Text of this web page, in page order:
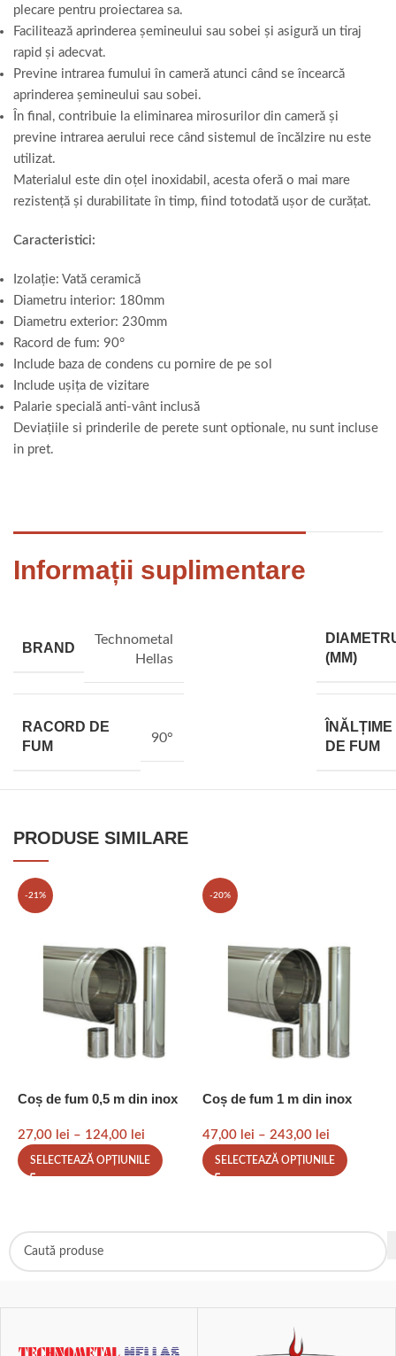
plecare pentru proiectarea sa.
Facilitează aprinderea șemineului sau sobei și asigură un tiraj
rapid și adecvat.
Previne intrarea fumului în cameră atunci când se încearcă
aprinderea șemineului sau sobei.
În final, contribuie la eliminarea mirosurilor din cameră și
previne intrarea aerului rece când sistemul de încălzire nu este
utilizat.
Materialul este din oțel inoxidabil, acesta oferă o mai mare
rezistență și durabilitate în timp, fiind totodată ușor de curățat.
Caracteristici:
Izolație: Vată ceramică
Diametru interior: 180mm
Diametru exterior: 230mm
Racord de fum: 90°
Include baza de condens cu pornire de pe sol
Include ușița de vizitare
Palarie specială anti-vânt inclusă
Deviațiile si prinderile de perete sunt optionale, nu sunt incluse
in pret.
Informații suplimentare
BRAND
Technometal
Hellas
(MM)
RACORD DE
FUM
90°
DE FUM
PRODUSE SIMILARE
-21%
Coș de fum 0,5 m din inox
27,00 lei – 124,00 lei
SELECTEAZĂ OPȚIUNILE
-20%
Coș de fum 1 m din inox
47,00 lei – 243,00 lei
SELECTEAZĂ OPȚIUNILE